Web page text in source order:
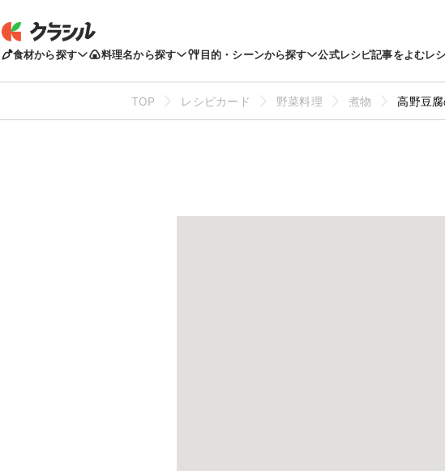
食材から探す 料理名から探す 目的・シーンから探す 公式レシピ記事をよむレ
TOP レシピカード 野菜料理 煮物 高野豆